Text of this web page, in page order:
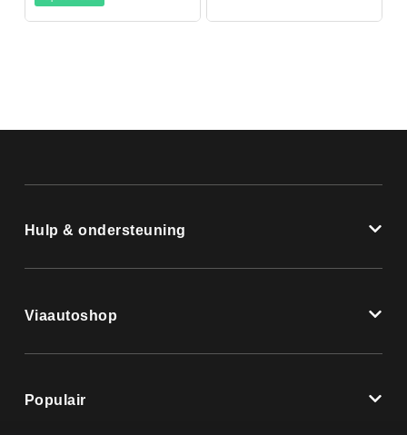
Hulp & ondersteuning
Viaautoshop
Populair